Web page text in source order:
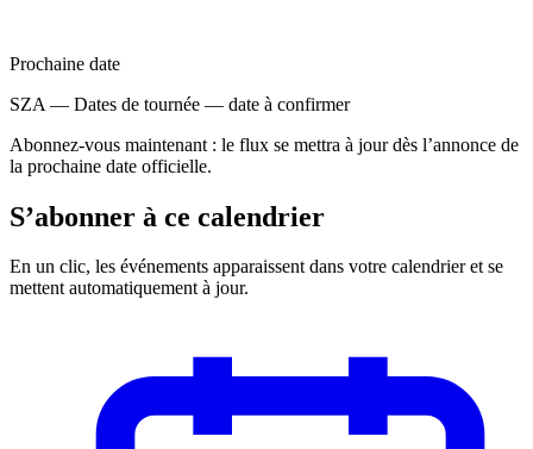
Prochaine date
SZA — Dates de tournée — date à confirmer
Abonnez-vous maintenant : le flux se mettra à jour dès l’annonce de
la prochaine date officielle.
S’abonner à ce calendrier
En un clic, les événements apparaissent dans votre calendrier et se
mettent automatiquement à jour.